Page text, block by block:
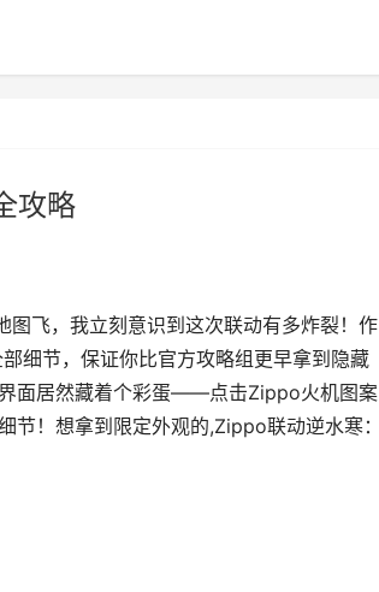
攻略
飞，我立刻意识到这次联动有多炸裂！作
细节，保证你比官方攻略组更早拿到隐藏
面居然藏着个彩蛋——点击Zippo火机图案
节！想拿到限定外观的,Zippo联动逆水寒：